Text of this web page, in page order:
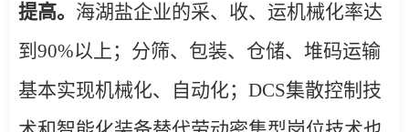
提高。 海湖盐企业的采、收、运机械化率达
到 90%以上；分筛、包装、仓储、堆码运输
基本实现机械化、自动化； DCS集散控制技